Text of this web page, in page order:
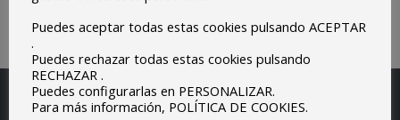
Escuelas Parroquiales Sagrado Corazón de Olivenza.
Legal
Puedes aceptar todas estas cookies pulsando ACEPTAR
.
Puedes rechazar todas estas cookies pulsando
RECHAZAR .
Puedes configurarlas en PERSONALIZAR.
Para más información, POLÍTICA DE COOKIES.